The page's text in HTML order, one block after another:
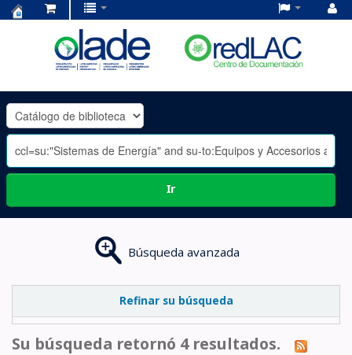
OLADE
-
Ir
Búsqueda avanzada
Refinar su búsqueda
Su búsqueda retornó 4 resultados.